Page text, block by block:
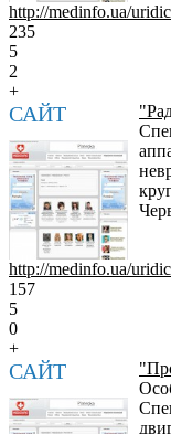
http://medinfo.ua/
235
5
2
+
САЙТ
http://medinfo.ua/
157
5
0
+
САЙТ